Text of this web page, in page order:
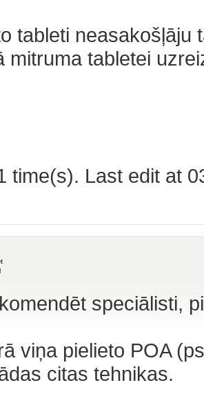
tableti neasakošļāju
mitruma tabletei
time(s). Last edit at
speciālisti,
viņa pielieto POA
citas tehnikas.